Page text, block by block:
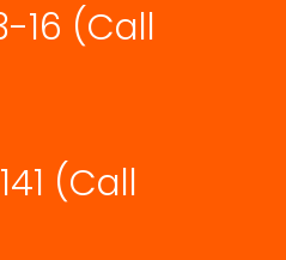
16 (Call
(Call